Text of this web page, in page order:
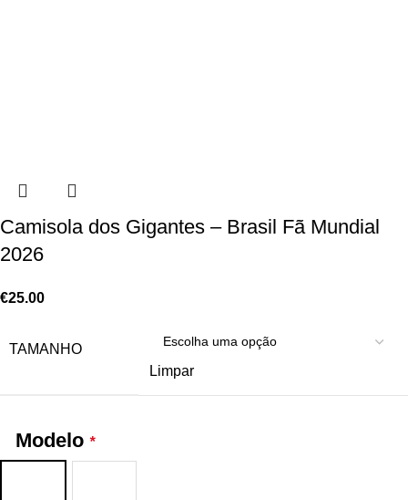
Camisola dos Gigantes – Brasil Fã Mundial
2026
€25.00
TAMANHO
Limpar
Modelo *